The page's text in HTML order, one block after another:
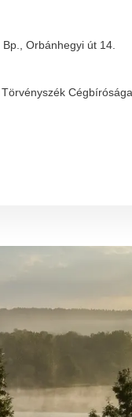
Orbánhegyi út 14.
Cégbírósága